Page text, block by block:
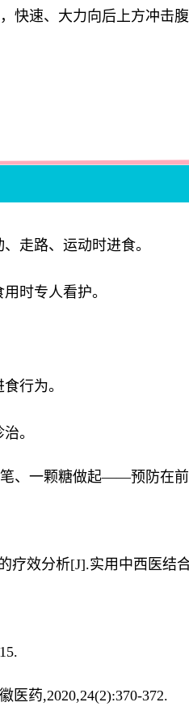
快速、大力向后上方冲击腹
走路、运动时进食。
时专人看护。
行为。
。
、一颗糖做起——预防在前
效分析[J].实用中西医结
药,2020,24(2):370-372.